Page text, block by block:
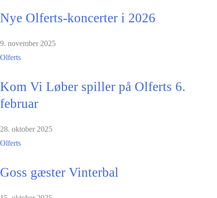
Nye Olferts-koncerter i 2026
9. november 2025
Olferts
Kom Vi Løber spiller på Olferts 6.
februar
28. oktober 2025
Olferts
Goss gæster Vinterbal